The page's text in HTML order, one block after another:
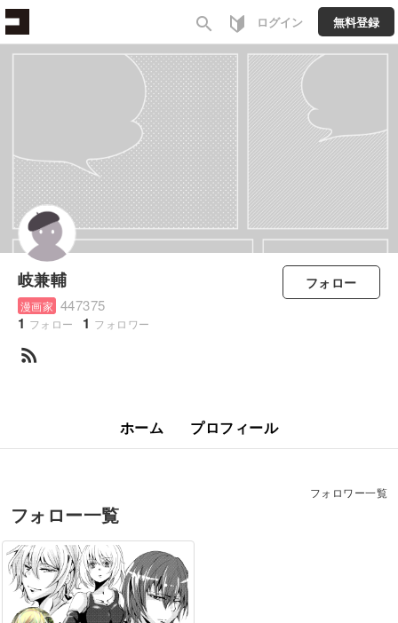
search ログイン 無料登録
岐兼輔
漫画家 447375
1 フォロー 1 フォロワー
フォロー
rss_feed
ホーム プロフィール
フォロー一覧
フォロワー一覧